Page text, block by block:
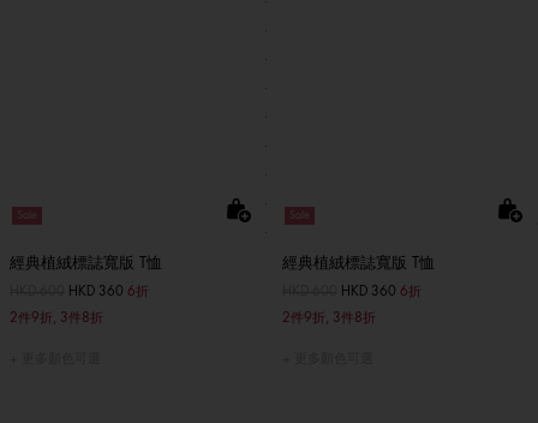
Sale
經典植絨標誌寬版 T恤
價格扣減從至HKD 360 6折
2件9折, 3件8折
Sale
經典植絨標誌寬版 T恤
價格扣減從至HKD 360 6折
2件9折, 3件8折